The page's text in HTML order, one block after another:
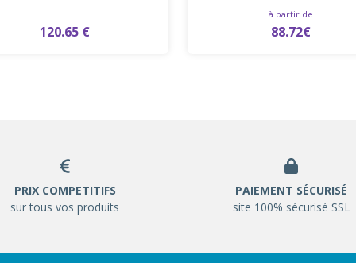
120.65 €
à partir de
88.72€
PRIX COMPETITIFS
sur tous vos produits
PAIEMENT SÉCURISÉ
site 100% sécurisé SSL